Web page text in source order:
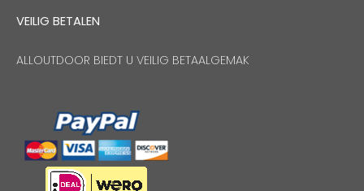
VEILIG BETALEN
ALLOUTDOOR BIEDT U VEILIG BETAALGEMAK